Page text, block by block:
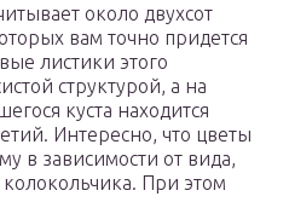
около двухсот
вам точно придется
листики этого
структурой, а на
куста находится
Интересно, что цветы
в зависимости от вида,
При этом